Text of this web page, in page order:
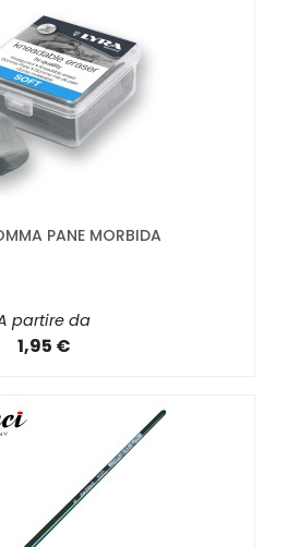
PANE MORBIDA
partire da
1,95 €